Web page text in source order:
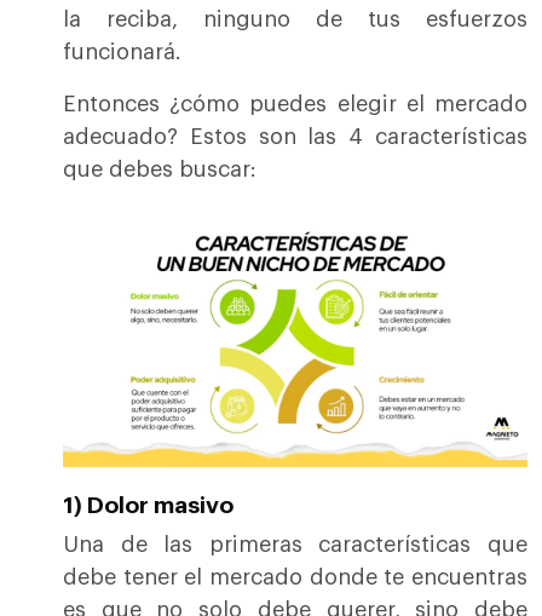
la reciba, ninguno de tus esfuerzos
funcionará.
Entonces ¿cómo puedes elegir el mercado
adecuado? Estos son las 4 características
que debes buscar:
1) Dolor masivo
Una de las primeras características que
debe tener el mercado donde te encuentras
es que no solo debe querer, sino debe